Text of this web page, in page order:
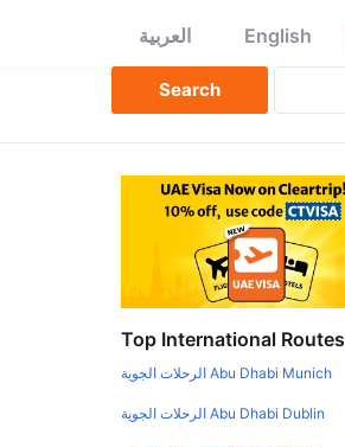
English العربية
Top International Routes
Abu Dhabi Munich الرحلات الجوية
Abu Dhabi Dublin الرحلات الجوية